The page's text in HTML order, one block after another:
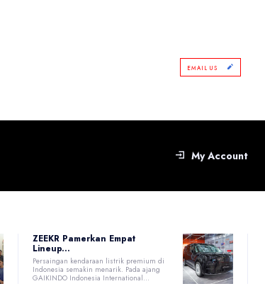
EMAIL US
My Account
ZEEKR Pamerkan Empat
Lineup...
Persaingan kendaraan listrik premium di
Indonesia semakin menarik. Pada ajang
GAIKINDO Indonesia International...